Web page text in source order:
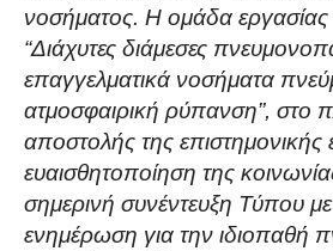
νοσήματος. Η ομάδα
“Διάχυτες διάμεσες
επαγγελματικά νοσήματα
ατμοσφαιρική ρύπανση”, στο
αποστολής της επιστημονικής
ευαισθητοποίηση της
σημερινή συνέντευξη Τύπου
ενημέρωση για την ιδιοπαθή